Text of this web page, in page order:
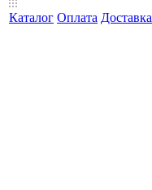
Каталог Оплата Доставка